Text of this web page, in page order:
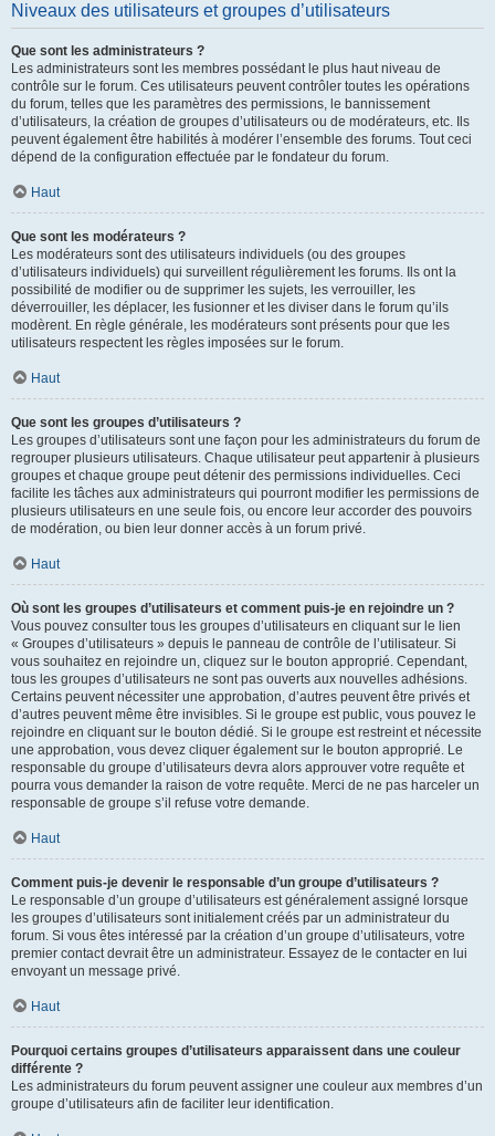
Niveaux des utilisateurs et groupes d’utilisateurs
Que sont les administrateurs ?
Les administrateurs sont les membres possédant le plus haut niveau de
contrôle sur le forum. Ces utilisateurs peuvent contrôler toutes les opérations
du forum, telles que les paramètres des permissions, le bannissement
d’utilisateurs, la création de groupes d’utilisateurs ou de modérateurs, etc. Ils
peuvent également être habilités à modérer l’ensemble des forums. Tout ceci
dépend de la configuration effectuée par le fondateur du forum.
Haut
Que sont les modérateurs ?
Les modérateurs sont des utilisateurs individuels (ou des groupes
d’utilisateurs individuels) qui surveillent régulièrement les forums. Ils ont la
possibilité de modifier ou de supprimer les sujets, les verrouiller, les
déverrouiller, les déplacer, les fusionner et les diviser dans le forum qu’ils
modèrent. En règle générale, les modérateurs sont présents pour que les
utilisateurs respectent les règles imposées sur le forum.
Haut
Que sont les groupes d’utilisateurs ?
Les groupes d’utilisateurs sont une façon pour les administrateurs du forum de
regrouper plusieurs utilisateurs. Chaque utilisateur peut appartenir à plusieurs
groupes et chaque groupe peut détenir des permissions individuelles. Ceci
facilite les tâches aux administrateurs qui pourront modifier les permissions de
plusieurs utilisateurs en une seule fois, ou encore leur accorder des pouvoirs
de modération, ou bien leur donner accès à un forum privé.
Haut
Où sont les groupes d’utilisateurs et comment puis-je en rejoindre un ?
Vous pouvez consulter tous les groupes d’utilisateurs en cliquant sur le lien
« Groupes d’utilisateurs » depuis le panneau de contrôle de l’utilisateur. Si
vous souhaitez en rejoindre un, cliquez sur le bouton approprié. Cependant,
tous les groupes d’utilisateurs ne sont pas ouverts aux nouvelles adhésions.
Certains peuvent nécessiter une approbation, d’autres peuvent être privés et
d’autres peuvent même être invisibles. Si le groupe est public, vous pouvez le
rejoindre en cliquant sur le bouton dédié. Si le groupe est restreint et nécessite
une approbation, vous devez cliquer également sur le bouton approprié. Le
responsable du groupe d’utilisateurs devra alors approuver votre requête et
pourra vous demander la raison de votre requête. Merci de ne pas harceler un
responsable de groupe s’il refuse votre demande.
Haut
Comment puis-je devenir le responsable d’un groupe d’utilisateurs ?
Le responsable d’un groupe d’utilisateurs est généralement assigné lorsque
les groupes d’utilisateurs sont initialement créés par un administrateur du
forum. Si vous êtes intéressé par la création d’un groupe d’utilisateurs, votre
premier contact devrait être un administrateur. Essayez de le contacter en lui
envoyant un message privé.
Haut
Pourquoi certains groupes d’utilisateurs apparaissent dans une couleur
différente ?
Les administrateurs du forum peuvent assigner une couleur aux membres d’un
groupe d’utilisateurs afin de faciliter leur identification.